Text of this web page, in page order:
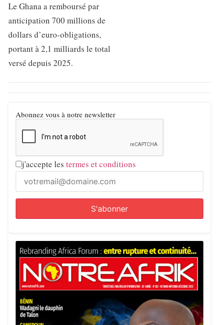
Le Ghana a remboursé par
anticipation 700 millions de
dollars d’euro-obligations,
portant à 2,1 milliards le total
versé depuis 2025.
Abonnez vous à notre newsletter
j'accepte les termes et conditions